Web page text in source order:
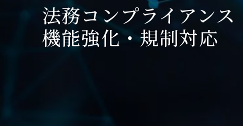
法務コンプライアンス
機能強化・規制対応